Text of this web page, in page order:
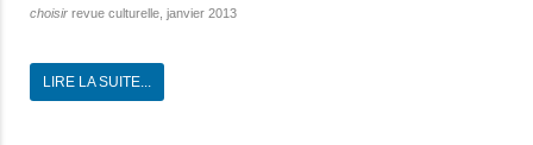
choisir revue culturelle, janvier 2013
LIRE LA SUITE...